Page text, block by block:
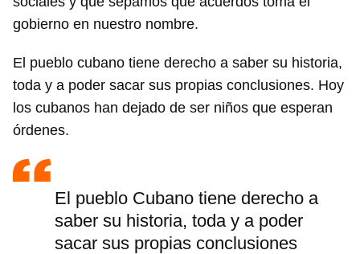
gobierno en nuestro nombre.
El pueblo cubano tiene derecho a saber su historia,
toda y a poder sacar sus propias conclusiones. Hoy
los cubanos han dejado de ser niños que esperan
órdenes.
El pueblo Cubano tiene derecho a
saber su historia, toda y a poder
sacar sus propias conclusiones